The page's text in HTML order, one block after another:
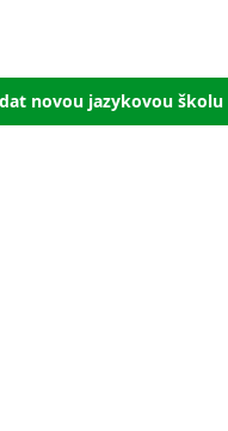
novou jazykovou školu